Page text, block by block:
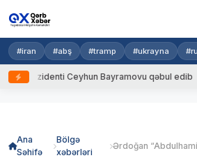
#iran #abş #tramp #ukrayna
Ceyhun Bayramovu qəbul edib
Ana
Səhifə
Bölgə
xəbərləri